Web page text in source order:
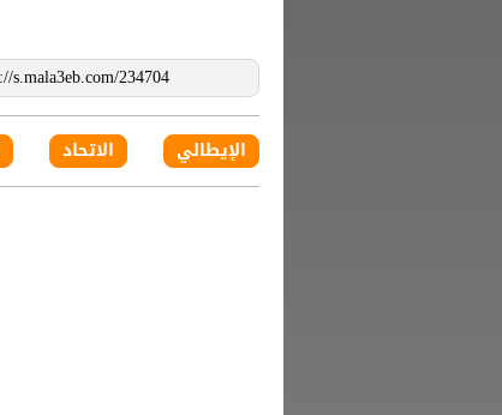
الإيطالي الاتحاد